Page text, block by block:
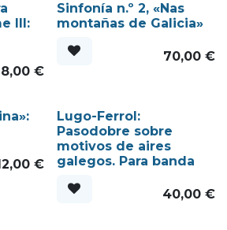
III:
€
Sinfonía n.º 2, «Nas
montañas de Galicia»
70,00€
€
Lugo-Ferrol:
Pasodobre sobre
motivos de aires
galegos. Para banda
40,00€